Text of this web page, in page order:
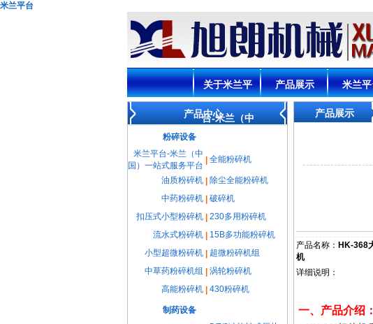
米兰平台
关于米兰平
台-米兰（中
服务平台
产品展示 米兰平
产品中心
粉碎设备
米兰平台-米兰（中
国）一站式服务平台
全能粉碎机
油质粉碎机
除尘全能粉碎机
中药粉碎机
破碎机
扣压式小型粉碎机
230多用粉碎机
流水式粉碎机
15B多功能粉碎机
小型超微粉碎机
超微粉碎机组
中草药粉碎机组
涡轮粉碎机
高能粉碎机
430粉碎机
制药设备
产品展示
产品名称： HK-368
机
详细说明：
一、产品介绍：